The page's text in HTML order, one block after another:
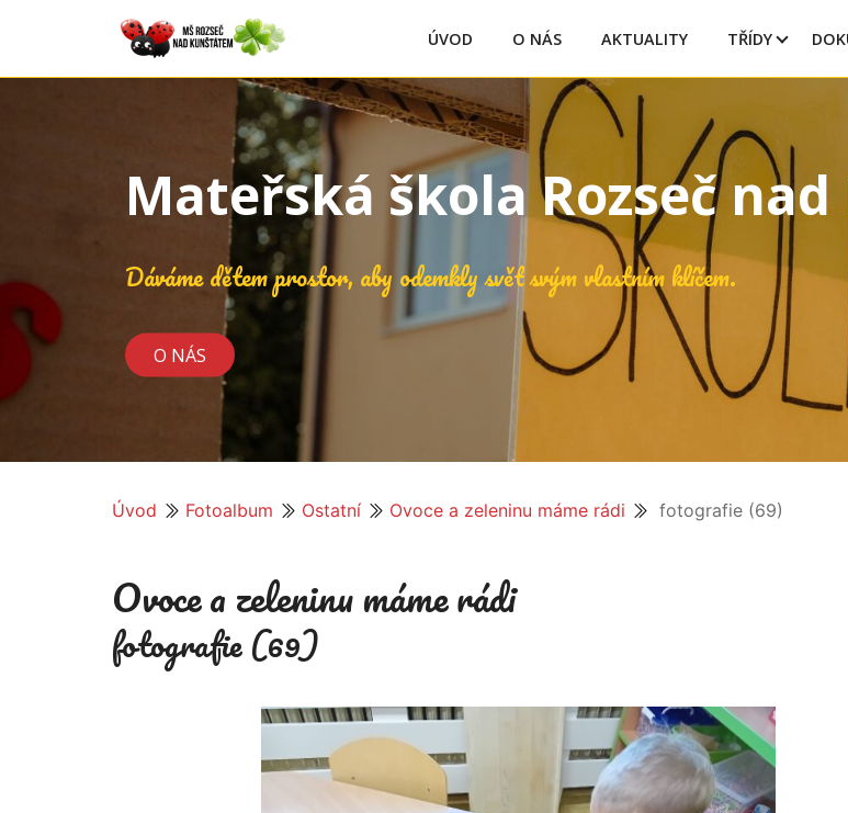
ÚVOD O NÁS AKTUALITY TŘÍDY
Mateřská škola Rozseč
Dáváme dětem prostor, aby odemkly svět svým vlastním klíčem.
O NÁS
Úvod Fotoalbum Ostatní Ovoce a zeleninu máme rádi fotografie (69)
Ovoce a zeleninu máme rádi
fotografie (69)